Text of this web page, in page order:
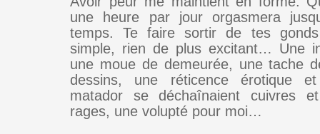
une heure par jour orgasmera
temps. Te faire sortir de tes
simple, rien de plus excitant… Une
une moue de demeurée, une tache
dessins, une réticence érotique
matador se déchaînaient cuivres
rages, une volupté pour moi…